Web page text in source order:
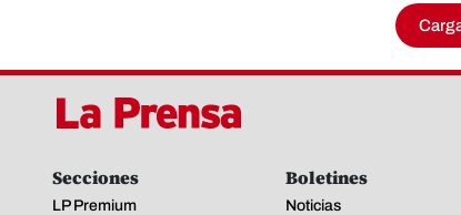
Secciones
LP Premium
Boletines
Noticias